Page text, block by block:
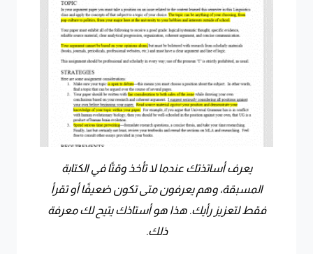
يعرف أساتذتك عندما لا تأخذ وقتًا في الكتابة
المسبقة، وهم يعرفون متى تكون ضعيفًا أو تقرأ
فقط لتعزيز رأيك. هذا هو أستاذك يتيح لك معرفة
ذلك.